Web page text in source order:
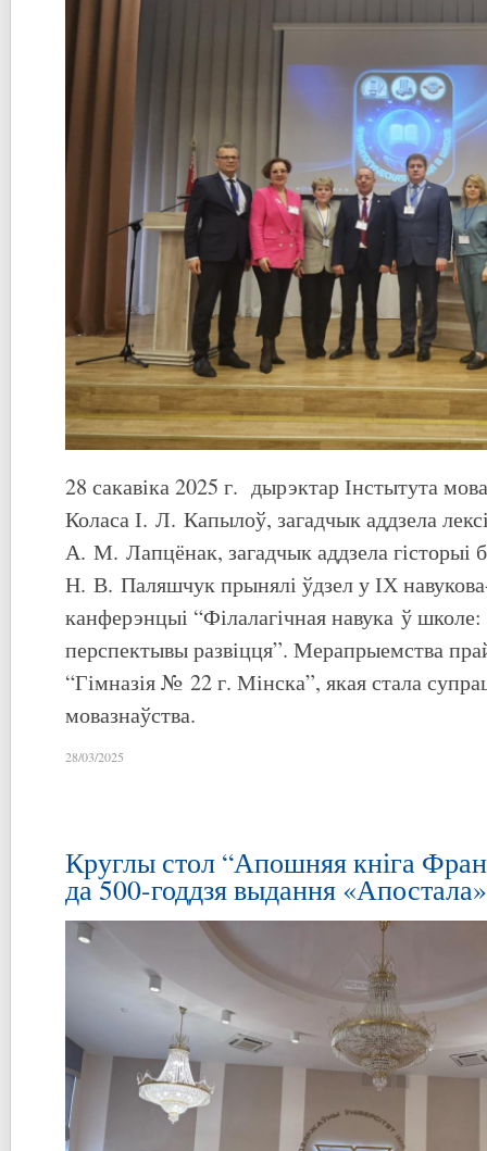
28 сакавіка 2025 г. дырэктар Інстытута
Коласа І. Л. Капылоў, загадчык аддзела
А. М. Лапцёнак, загадчык аддзела гісторыі
Н. В. Паляшчук прынялі ўдзел у ІХ
канферэнцыі “Філалагічная навука ў школе:
перспектывы развіцця”. Мерапрыемства
“Гімназія № 22 г. Мінска”, якая стала
мовазнаўства.
28/03/2025
Круглы стол “Апошняя кніга
да 500-годдзя выдання